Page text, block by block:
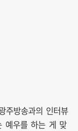
주방송과의 인터뷰
예우를 하는 게 맞